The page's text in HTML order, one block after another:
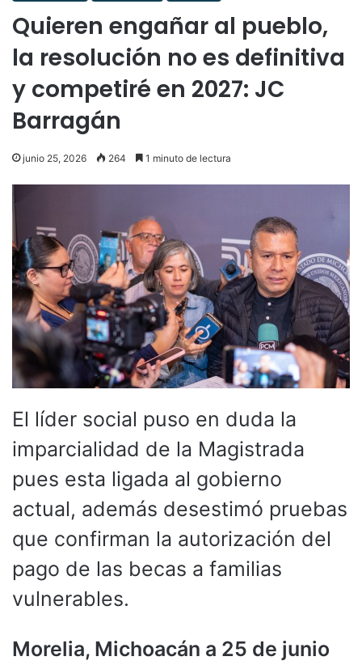
Quieren engañar al pueblo,
la resolución no es definitiva
y competiré en 2027: JC
Barragán
junio 25, 2026 264 1 minuto de lectura
El líder social puso en duda la
imparcialidad de la Magistrada
pues esta ligada al gobierno
actual, además desestimó pruebas
que confirman la autorización del
pago de las becas a familias
vulnerables.
Morelia, Michoacán a 25 de junio